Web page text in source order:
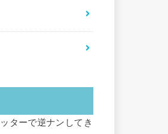
ターで逆ナンしてき